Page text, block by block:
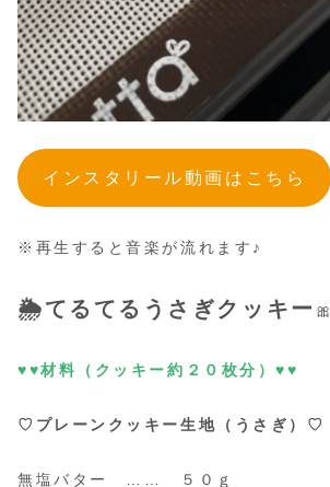
インスタリール動画はこちら
※再生すると音楽が流れます♪
🌦てるてるうさぎクッキー 🎀
♥♥材料（クッキー約２０枚分）♥♥
♡プレーンクッキー生地（うさぎ）♡
無塩バター …… ５０ｇ